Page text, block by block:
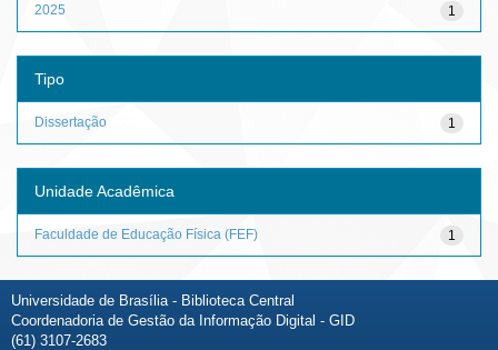
1
2025
Tipo
1
Dissertação
Unidade Acadêmica
1
Faculdade de Educação Física (FEF)
Universidade de Brasília - Biblioteca Central
Coordenadoria de Gestão da Informação Digital - GID
(61) 3107-2683